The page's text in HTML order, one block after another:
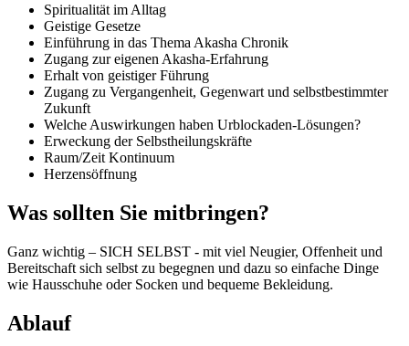
Spiritualität im Alltag
Geistige Gesetze
Einführung in das Thema Akasha Chronik
Zugang zur eigenen Akasha-Erfahrung
Erhalt von geistiger Führung
Zugang zu Vergangenheit, Gegenwart und selbstbestimmter
Zukunft
Welche Auswirkungen haben Urblockaden-Lösungen?
Erweckung der Selbstheilungskräfte
Raum/Zeit Kontinuum
Herzensöffnung
Was sollten Sie mitbringen?
Ganz wichtig – SICH SELBST - mit viel Neugier, Offenheit und
Bereitschaft sich selbst zu begegnen und dazu so einfache Dinge
wie Hausschuhe oder Socken und bequeme Bekleidung.
Ablauf